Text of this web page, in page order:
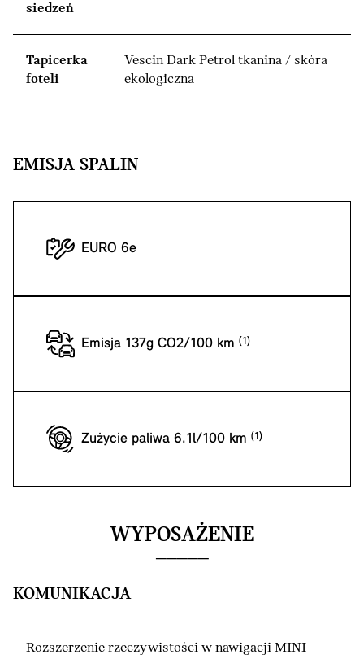
siedzeń
Tapicerka
foteli
Vescin Dark Petrol tkanina / skóra
ekologiczna
EMISJA SPALIN
EURO 6e
Emisja 137g CO2/100 km
Zużycie paliwa 6.1l/100 km
WYPOSAŻENIE
KOMUNIKACJA
Rozszerzenie rzeczywistości w nawigacji MINI